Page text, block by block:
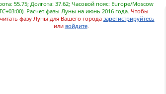
55.75; Долгота: 37.62; Часовой пояс: Europe/Moscow
Расчет фазы Луны на июнь 2016 года. Чтобы
фазу Луны для Вашего города зарегистрируйтесь
или войдите.